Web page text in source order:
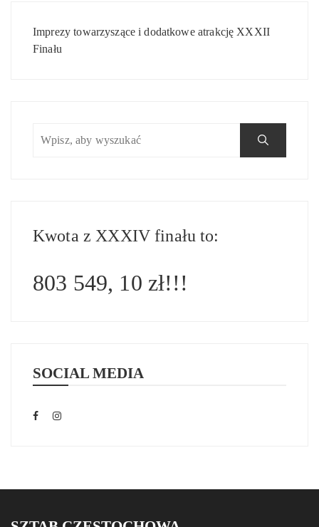
wpisu
Imprezy towarzyszące i dodatkowe atrakcję XXXII
Finału
Kwota z XXXIV finału to:
803 549, 10 zł!!!
SOCIAL MEDIA